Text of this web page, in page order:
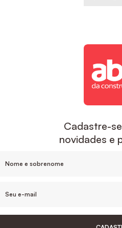
Cadastre-
novidades e